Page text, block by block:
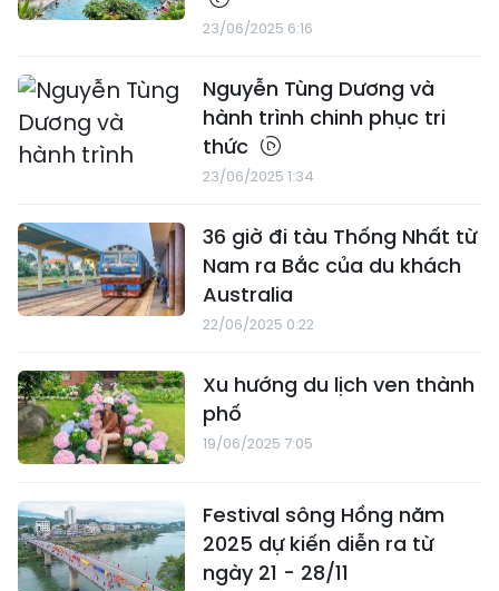
23/06/2025 6:16
Nguyễn Tùng Dương và
hành trình chinh phục tri
thức
23/06/2025 1:34
36 giờ đi tàu Thống Nhất từ
Nam ra Bắc của du khách
Australia
22/06/2025 0:22
Xu hướng du lịch ven thành
phố
19/06/2025 7:05
Festival sông Hồng năm
2025 dự kiến diễn ra từ
ngày 21 - 28/11